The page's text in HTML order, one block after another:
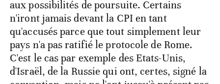
aux possibilités de poursuite. Certains
n'iront jamais devant la CPI en tant
qu'accusés parce que tout simplement leur
pays n'a pas ratifié le protocole de Rome.
C'est le cas par exemple des Etats-Unis,
d'Israël, de la Russie qui ont, certes, signé la